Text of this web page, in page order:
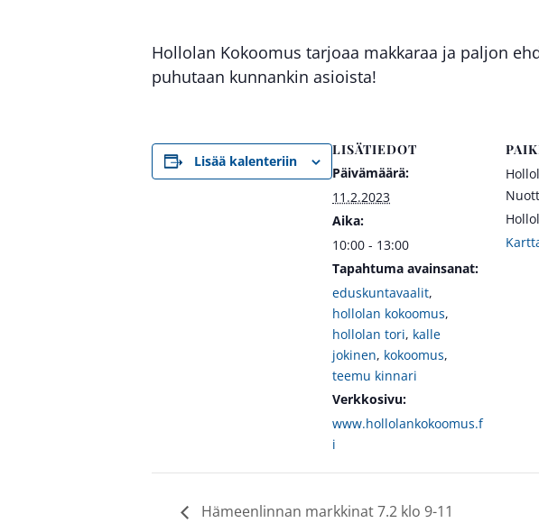
Hollolan Kokoomus tarjoaa makkaraa ja paljon
puhutaan kunnankin asioista!
Lisää kalenteriin
LISÄTIEDOT
Päivämäärä:
11.2.2023
Aika:
10:00 - 13:00
Tapahtuma avainsanat:
eduskuntavaalit,
hollolan kokoomus,
hollolan tori, kalle
jokinen, kokoomus,
teemu kinnari
Verkkosivu:
www.hollolankokoomus.f
i
Hämeenlinnan markkinat 7.2 klo 9-11